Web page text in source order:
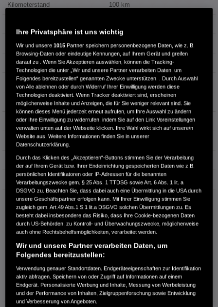
Kilometerstand 100 km
Getriebe Automatik
Türen 5
Leistung 135 kW / 184 PS
Hubraum 1.993 cm³
Erstzulassung 06.2026
Bauart SUV
Energieverbrauch kombiniert: 5,8 l/100km
CO₂-Emissionen kombiniert: 131 g/km
CO₂-Klasse: D
Information über den
Energieverbrauch und die CO₂-
Emissionen des neuen PKW
Ihre Privatsphäre ist uns wichtig
Wir und unsere1015 Partner speichern personenbezogene Daten, wie z. B.
Browsing-Daten oder eindeutige Kennungen, auf Ihrem Gerät und greifen
darauf zu . Wenn Sie Akzeptieren auswählen, können die Tracking-
Technologien die unter „Wir und unsere Partner verarbeiten Daten, um
Folgendes bereitzustellen“ genannten Zwecke unterstützen. . Durch Auswahl
von Alle ablehnen oder durch Widerruf Ihrer Einwilligung werden diese
Technologien deaktiviert. Wenn Tracker deaktiviert sind, erscheinen
möglicherweise Inhalte und Anzeigen, die für Sie weniger relevant sind. Sie
können dieses Menü jederzeit erneut aufrufen, um Ihre Auswahl zu ändern
oder Ihre Einwilligung zu widerrufen, indem Sie auf den Link Voreinstellungen
verwalten unten auf der Webseite klicken. Ihre Wahl wirkt sich auf unsere/n
Website aus. Weitere Informationen finden Sie in unserer
Datenschutzerklärung.
Durch das Klicken des „Akzeptieren“-Buttons stimmen Sie der Verarbeitung
der auf Ihrem Gerät bzw. Ihrer Endeinrichtung gespeicherten Daten wie z.B.
persönlichen Identifikatoren oder IP-Adressen für die benannten
Verarbeitungszwecke gem. § 25 Abs. 1 TTDSG sowie Art. 6 Abs. 1 lit. a
DSGVO zu. Beachten Sie, dass dabei auch eine Übermittlung in die USA durch
unsere Geschäftspartner erfolgen kann. Mit Ihrer Einwilligung stimmen Sie
zugleich gem. Art.49 Abs.1 S.1 lit.a DSGVO solchen Übermittlungen zu. Es
besteht dabei insbesondere das Risiko, dass Ihre Cookie-bezogenen Daten
durch US-Behörden, zu Kontroll- und Überwachungszwecke, möglicherweise
auch ohne Rechtsbehelfsmöglichkeiten, verarbeitet werden.
Wir und unsere Partner verarbeiten Daten, um
Folgendes bereitzustellen:
Verwendung genauer Standortdaten. Endgeräteeigenschaften zur Identifikation
aktiv abfragen. Speichern von oder Zugriff auf Informationen auf einem
Endgerät. Personalisierte Werbung und Inhalte, Messung von Werbeleistung
und der Performance von Inhalten, Zielgruppenforschung sowie Entwicklung
und Verbesserung von Angeboten.